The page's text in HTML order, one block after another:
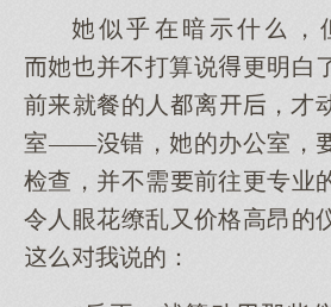
似乎在暗示什，
并不打算说更明白
前就餐的人离，才
室——错，的办公室，
检查，并不需前往更专业
令人眼花缭乱又价格高昂
我说的：